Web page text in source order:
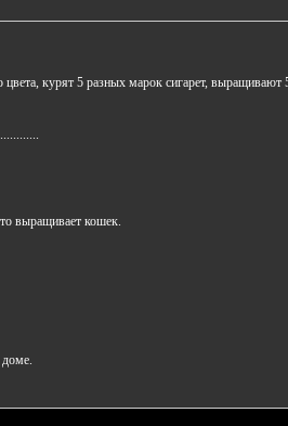
цвета, курят 5 разных марок сигарет,
выращивает кошек.